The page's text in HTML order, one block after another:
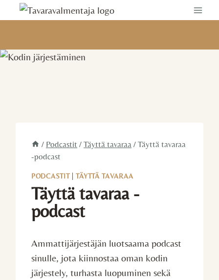
Siirry
sisältöön
/ Podcastit / Täyttä tavaraa / Täyttä tavaraa
-podcast
PODCASTIT|TÄYTTÄ TAVARAA
Täyttä tavaraa -
podcast
Ammattijärjestäjän luotsaama podcast
sinulle, jota kiinnostaa oman kodin
järjestely, turhasta luopuminen sekä